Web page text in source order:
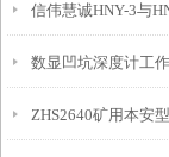
免测试过程中测针
信伟慧诚HNY-3与
强度测定仪技术参
数显凹坑深度计工
ZHS2640矿用本安